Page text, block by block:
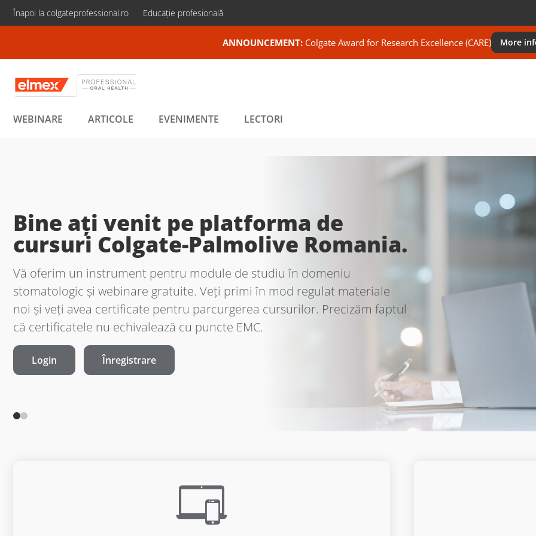
Înapoi la colgateprofessional.ro Educație profesională
ANNOUNCEMENT:Colgate Award for Research Excellence (CARE) More
WEBINARE ARTICOLE EVENIMENTE LECTORI
Premiul Colgate pentru Excelență
în Cercetare (CARE)
Programul CARE oferă sprijin financiar (de până la 30.000,00 USD)
cercetătorilor aflați la început de carieră din instituții academice din
SUA, Canada, UE și Regatul Unit.
Aplică acum Mai multe detalii